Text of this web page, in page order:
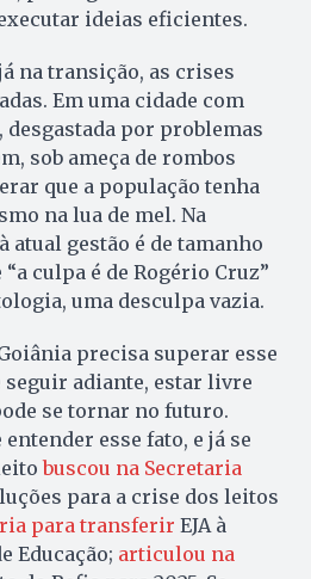
ideias eficientes.
na transição, as crises
Em uma cidade com
desgastada por problemas
sob ameça de rombos
que a população tenha
na lua de mel. Na
atual gestão é de tamanho
culpa é de Rogério Cruz”
uma desculpa vazia.
precisa superar esse
seguir adiante, estar livre
se tornar no futuro.
esse fato, e já se
buscou na Secretaria
para a crise dos leitos
para transferir EJA à
Educação; articulou na